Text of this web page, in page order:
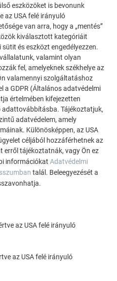
ablakpárkány,
a PREFA
homlokzattervezési
KÖVETKEZŐ
SEGÍTÜNK
Kérdések és válaszok
Kapcsolat
eszközöket is bevonunk
az USA felé irányuló
van arra, hogy a „mentés”
kiválasztott kategóriáit
és eszközt engedélyezzen.
valamint olyan
fel, amelyeknek székhelye az
valamennyi szolgáltatáshoz
a GDPR (Általános adatvédelmi
értelmében kifejezetten
adattovábbításba. Tájékoztatjuk,
adatvédelem, amely
Különösképpen, az USA
céljából hozzáférhetnek az
erről tájékoztatnák, vagy Ön ez
információkat Adatvédelmi
talál. Beleegyezését a
az USA felé irányuló
az USA felé irányuló